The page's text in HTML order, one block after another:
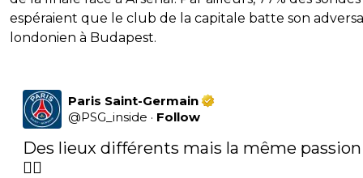
espéraient que le club de la capitale batte son
londonien à Budapest.
Paris Saint-Germain
@PSG_inside · Follow
Des lieux différents mais la même
❤️‍🔥